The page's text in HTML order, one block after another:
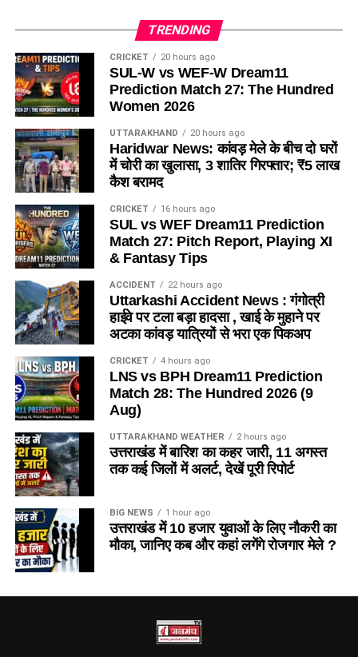
TRENDING
CRICKET 20 hours ago
SUL-W vs WEF-W Dream11
Prediction Match 27: The Hundred
Women 2026
UTTARAKHAND 20 hours ago
Haridwar News: कांवड़ मेले के बीच दो घरों
में चोरी का खुलासा, 3 शातिर गिरफ्तार; ₹5 लाख
कैश बरामद
CRICKET 16 hours ago
SUL vs WEF Dream11 Prediction
Match 27: Pitch Report, Playing XI
& Fantasy Tips
ACCIDENT 22 hours ago
Uttarkashi Accident News : गंगोत्री
हाईवे पर टला बड़ा हादसा , खाई के मुहाने पर
अटका कांवड़ यात्रियों से भरा एक पिकअप
CRICKET 4 hours ago
LNS vs BPH Dream11 Prediction
Match 28: The Hundred 2026 (9
Aug)
UTTARAKHAND WEATHER 2 hours ago
उत्तराखंड में बारिश का कहर जारी, 11 अगस्त
तक कई जिलों में अलर्ट, देखें पूरी रिपोर्ट
BIG NEWS 1 hour ago
उत्तराखंड में 10 हजार युवाओं के लिए नौकरी का
मौका, जानिए कब और कहां लगेंगे रोजगार मेले ?